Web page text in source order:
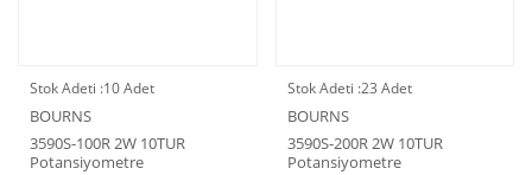
Stok Adeti :10 Adet
BOURNS
3590S-100R 2W 10TUR
Potansiyometre
Stok Adeti :23 Adet
BOURNS
3590S-200R 2W 10TUR
Potansiyometre